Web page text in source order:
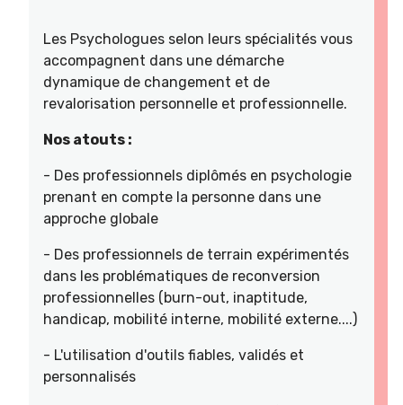
Les Psychologues selon leurs spécialités vous
accompagnent dans une démarche
dynamique de changement et de
revalorisation personnelle et professionnelle.
Nos atouts :
- Des professionnels diplômés en psychologie
prenant en compte la personne dans une
approche globale
- Des professionnels de terrain expérimentés
dans les problématiques de reconversion
professionnelles (burn-out, inaptitude,
handicap, mobilité interne, mobilité externe....)
- L'utilisation d'outils fiables, validés et
personnalisés